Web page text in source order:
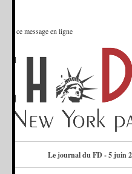
ce message en ligne
Le journal du FD - 5 juin